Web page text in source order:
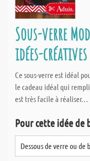
Sous-verre
idées-créatives
Ce sous-verre est idéal
le cadeau idéal qui
est très facile à réaliser…
Pour cette idée de
Dessous de verre ou de